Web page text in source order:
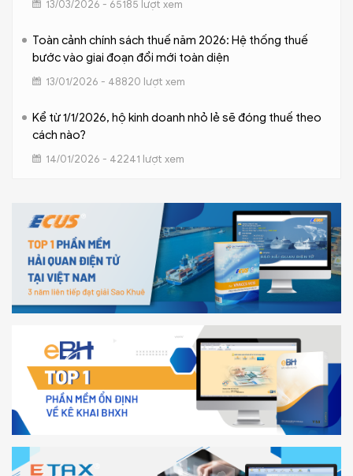
13/03/2026 - 65185 lượt xem
Toàn cảnh chính sách thuế năm 2026: Hệ thống thuế
bước vào giai đoạn đổi mới toàn diện
13/01/2026 - 48820 lượt xem
Kể từ 1/1/2026, hộ kinh doanh nhỏ lẻ sẽ đóng thuế theo
cách nào?
14/01/2026 - 42241 lượt xem